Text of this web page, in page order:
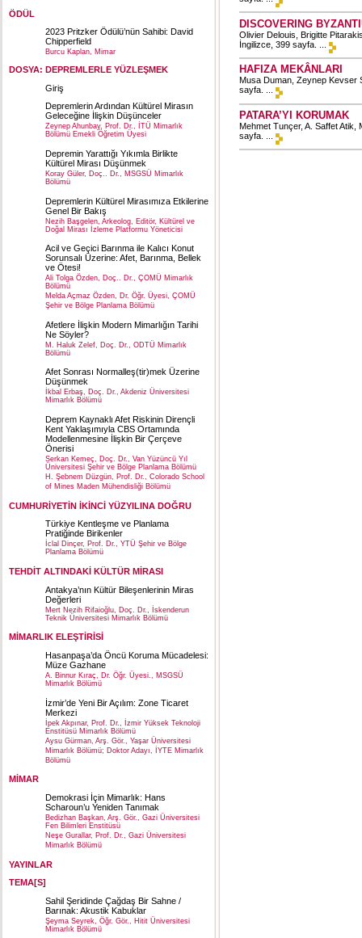
ÖDÜL
2023 Pritzker Ödülü’nün Sahibi: David
Chipperfield
Burcu Kaplan, Mimar
DOSYA: DEPREMLERLE YÜZLEŞMEK
Giriş
Depremlerin Ardından Kültürel Mirasın
Geleceğine İlişkin Düşünceler
Zeynep Ahunbay, Prof. Dr., İTÜ Mimarlık
Bölümü Emekli Öğretim Üyesi
Depremin Yarattığı Yıkımla Birlikte
Kültürel Mirası Düşünmek
Koray Güler, Doç.. Dr., MSGSÜ Mimarlık
Bölümü
Depremlerin Kültürel Mirasımıza Etkilerine
Genel Bir Bakış
Nezih Başgelen, Arkeolog, Editör, Kültürel ve
Doğal Mirası İzleme Platformu Yöneticisi
Acil ve Geçici Barınma ile Kalıcı Konut
Sorunsalı Üzerine: Afet, Barınma, Bellek
ve Ötesi!
Ali Tolga Özden, Doç.. Dr., ÇOMÜ Mimarlık
Bölümü
Melda Açmaz Özden, Dr. Öğr. Üyesi, ÇOMÜ
Şehir ve Bölge Planlama Bölümü
Afetlere İlişkin Modern Mimarlığın Tarihi
Ne Söyler?
M. Haluk Zelef, Doç. Dr., ODTÜ Mimarlık
Bölümü
Afet Sonrası Normalleş(tir)mek Üzerine
Düşünmek
İkbal Erbaş, Doç. Dr., Akdeniz Üniversitesi
Mimarlık Bölümü
Deprem Kaynaklı Afet Riskinin Dirençli
Kent Yaklaşımıyla CBS Ortamında
Modellenmesine İlişkin Bir Çerçeve
Önerisi
Serkan Kemeç, Doç. Dr., Van Yüzüncü Yıl
Üniversitesi Şehir ve Bölge Planlama Bölümü
H. Şebnem Düzgün, Prof. Dr., Colorado School
of Mines Maden Mühendisliği Bölümü
CUMHURİYETİN İKİNCİ YÜZYILINA DOĞRU
Türkiye Kentleşme ve Planlama
Pratiğinde Birikenler
İclal Dinçer, Prof. Dr., YTÜ Şehir ve Bölge
Planlama Bölümü
TEHDİT ALTINDAKİ KÜLTÜR MİRASI
Antakya’nın Kültür Bileşenlerinin Miras
Değerleri
Mert Nezih Rifaioğlu, Doç. Dr., İskenderun
Teknik Üniversitesi Mimarlık Bölümü
MİMARLIK ELEŞTİRİSİ
Hasanpaşa’da Öncü Koruma Mücadelesi:
Müze Gazhane
A. Binnur Kıraç, Dr. Öğr. Üyesi., MSGSÜ
Mimarlık Bölümü
İzmir’de Yeni Bir Açılım: Zone Ticaret
Merkezi
İpek Akpınar, Prof. Dr., İzmir Yüksek Teknoloji
Enstitüsü Mimarlık Bölümü
Aysu Gürman, Arş. Gör., Yaşar Üniversitesi
Mimarlık Bölümü; Doktor Adayı, İYTE Mimarlık
Bölümü
MİMAR
Demokrasi İçin Mimarlık: Hans
Scharoun’u Yeniden Tanımak
Bedizhan Başkan, Arş. Gör., Gazi Üniversitesi
Fen Bilimleri Enstitüsü
Neşe Gurallar, Prof. Dr., Gazi Üniversitesi
Mimarlık Bölümü
YAYINLAR
TEMA[S]
Sahil Şeridinde Çağdaş Bir Sahne /
Barınak: Akustik Kabuklar
Şeyma Seyrek, Öğr. Gör., Hitit Üniversitesi
Mimarlık Bölümü
DISCOVERING
Olivier Delouis, Brigitte
İngilizce, 399 sayfa. ...
HAFIZA MEKÂNLARI
Musa Duman, Zeynep Kevser
sayfa. ...
PATARA’YI KORUMAK
Mehmet Tunçer, A. Saffet Atik,
sayfa. ...